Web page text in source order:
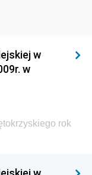
i Przemysłu
i Rozwoju
Ochrony
Ochrony
w
w
rok